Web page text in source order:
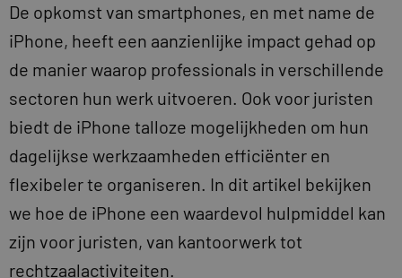
De opkomst van smartphones, en met name de
iPhone, heeft een aanzienlijke impact gehad op
de manier waarop professionals in verschillende
sectoren hun werk uitvoeren. Ook voor juristen
biedt de iPhone talloze mogelijkheden om hun
dagelijkse werkzaamheden efficiënter en
flexibeler te organiseren. In dit artikel bekijken
we hoe de iPhone een waardevol hulpmiddel kan
zijn voor juristen, van kantoorwerk tot
rechtzaalactiviteiten.